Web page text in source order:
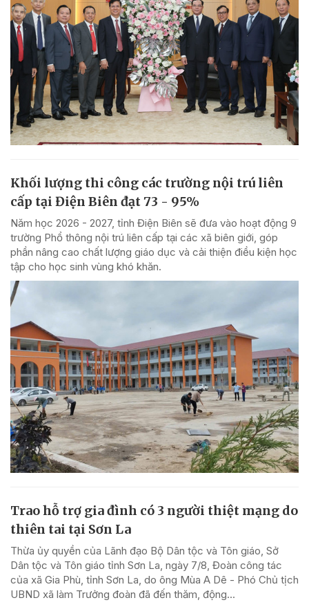
Khối lượng thi công các trường nội trú liên
cấp tại Điện Biên đạt 73 - 95%
Năm học 2026 - 2027, tỉnh Điện Biên sẽ đưa vào hoạt động 9
trường Phổ thông nội trú liên cấp tại các xã biên giới, góp
phần nâng cao chất lượng giáo dục và cải thiện điều kiện học
tập cho học sinh vùng khó khăn.
Trao hỗ trợ gia đình có 3 người thiệt mạng do
thiên tai tại Sơn La
Thừa ủy quyền của Lãnh đạo Bộ Dân tộc và Tôn giáo, Sở
Dân tộc và Tôn giáo tỉnh Sơn La, ngày 7/8, Đoàn công tác
của xã Gia Phù, tỉnh Sơn La, do ông Mùa A Dê - Phó Chủ tịch
UBND xã làm Trưởng đoàn đã đến thăm, động...